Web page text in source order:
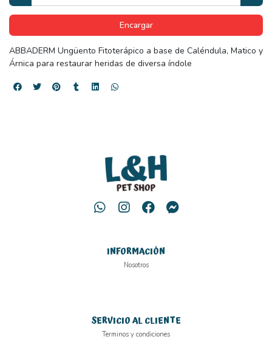
Encargar
ABBADERM Ungüento Fitoterápico a base de Caléndula, Matico y
Árnica para restaurar heridas de diversa índole
INFORMACIÓN
Nosotros
SERVICIO AL CLIENTE
Terminos y condiciones